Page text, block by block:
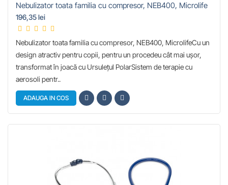
Nebulizator toata familia cu compresor, NEB400, Microlife
196,35 lei
Nebulizator toata familia cu compresor, NEB400, MicrolifeCu un
design atractiv pentru copii, pentru un procedeu cât mai ușor,
transformat în joacă cu Ursulețul PolarSistem de terapie cu
aerosoli pentr..
ADAUGA IN COS